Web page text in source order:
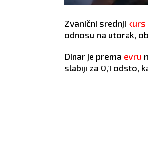
Zvanični srednji kurs
odnosu na utorak,
Dinar je prema evru
slabiji za 0,1 odsto,